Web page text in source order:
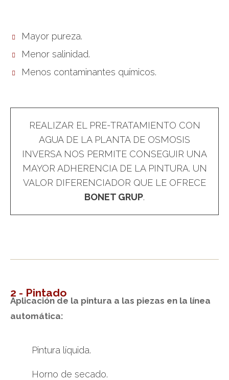
Mayor pureza.
Menor salinidad.
Menos contaminantes químicos.
REALIZAR EL PRE-TRATAMIENTO CON
AGUA DE LA PLANTA DE OSMOSIS
INVERSA NOS PERMITE CONSEGUIR UNA
MAYOR ADHERENCIA DE LA PINTURA. UN
VALOR DIFERENCIADOR QUE LE OFRECE
BONET GRUP.
2 - Pintado
Aplicación de la pintura a las piezas en la línea
automática:
Pintura líquida.
Horno de secado.